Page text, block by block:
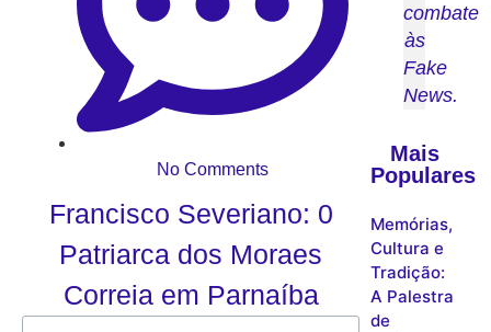
No Comments
Francisco Severiano: 0
Patriarca dos Moraes
Correia em Parnaíba
combate
às
Fake
News.
Mais
Populares
Memórias,
Cultura e
Tradição:
A Palestra
de